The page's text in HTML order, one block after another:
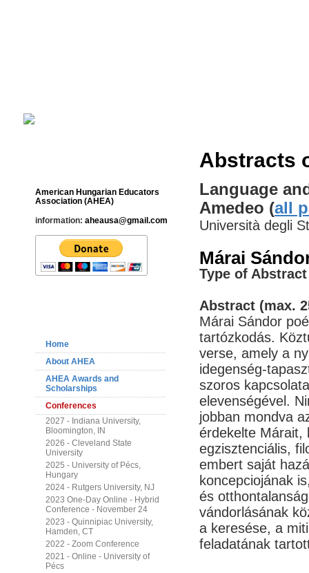
American Hungarian Educators
Association (AHEA)
information: aheausa@gmail.com
Home
About AHEA
AHEA Awards and
Scholarships
Conferences
2027 - Indiana University,
Bloomington, IN
2026 - Cleveland State
University
2025 - University of Pécs,
Hungary
2024 - Rutgers University, NJ
2023 One-Day Online - Hybrid
Conference - November 24
2023 - Quinnipiac University,
Hamden, CT
2022 - Zoom Conference
2021 - Online - University of
Pécs
Abstracts
Language
Amedeo (all
Università degli
Márai
Type of
Abstract (max.
Márai Sándor
tartózkodás.
verse, amely a
idegenség-
szoros
elevenségével.
jobban mondva
érdekelte Márait,
egzisztenciális,
embert saját
koncepciojának
és
vándorlásának
a keresése, a
feladatának